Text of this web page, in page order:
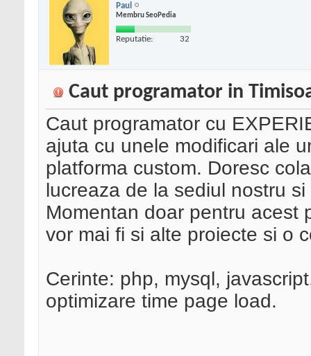
Paul
Membru SeoPedia
Reputatie: 32
Caut programator in
Caut programator cu
ajuta cu unele modificari ale
platforma custom. Doresc
lucreaza de la sediul nostru
Momentan doar pentru acest
vor mai fi si alte proiecte si o
Cerinte: php, mysql,
optimizare time page load.